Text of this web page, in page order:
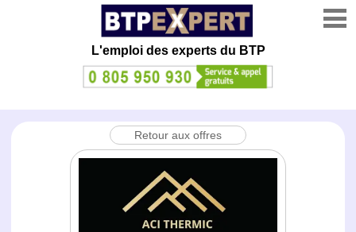
L'emploi des experts du BTP
Retour aux offres